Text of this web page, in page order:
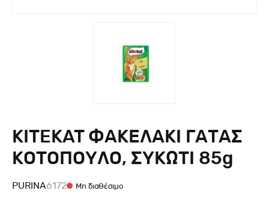
KITEKAT ΦΑΚΕΛΑΚΙ ΓΑΤΑΣ
ΚΟΤΟΠΟΥΛΟ, ΣΥΚΩΤΙ 85g
PURINA6172 Μη διαθέσιμο